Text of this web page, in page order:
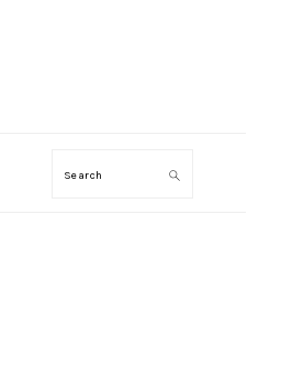
Search